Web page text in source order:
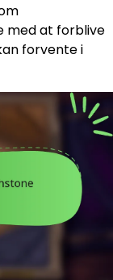
med at forblive
forvente i